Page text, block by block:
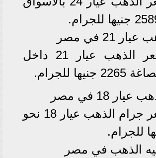
21 في مصر
سجل سعر الذهب عيار 21 داخل
للجرام.
18 في مصر
سجل سعر جرام الذهب عيار 18 نحو
الذهب في مصر